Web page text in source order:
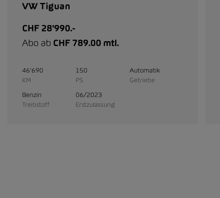
VW Tiguan
CHF 28'990.-
Abo ab CHF 789.00 mtl.
46'690
KM
150
PS
Automatik
Getriebe
Benzin
Treibstoff
06/2023
Erstzulassung